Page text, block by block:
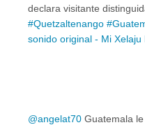
declara visitante
#Quetzaltenango
sonido original - Mi Xelaju
@angelat70 Guatemala